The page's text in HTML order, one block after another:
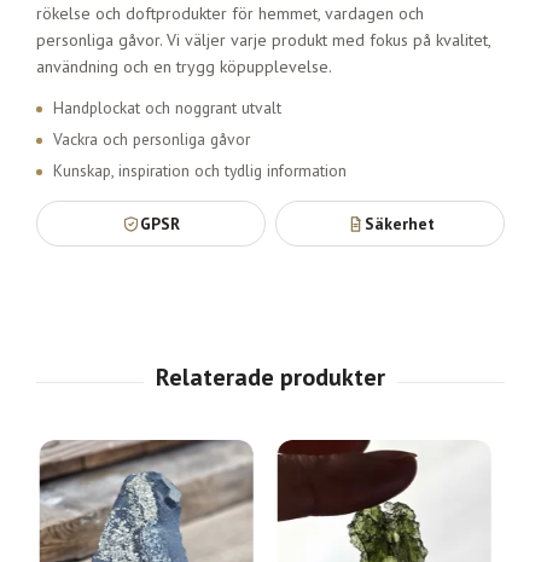
rökelse och doftprodukter för hemmet, vardagen och
personliga gåvor. Vi väljer varje produkt med fokus på kvalitet,
användning och en trygg köpupplevelse.
Handplockat och noggrant utvalt
Vackra och personliga gåvor
Kunskap, inspiration och tydlig information
GPSR Säkerhet